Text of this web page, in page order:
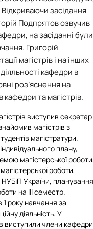
Відкриваючи засідання
Подпрятов озвучив
на засіданні були
Григорій
магістрів і на інших
кафедри в
роз’яснення на
кафедри та магістрів.
виступив секретар
магістрів з
магістратури.
плану,
магістерської
роботи,
НУБіП України, планування
на ІІІ семестр.
1 року навчання за
діяльність. У
виступили члени